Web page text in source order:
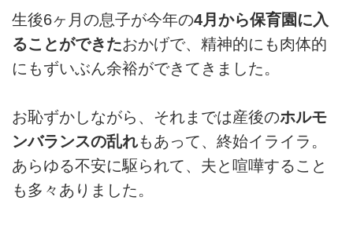
生後6ヶ月の息子が今年の4月から保育園に入
ることができたおかげで、精神的にも肉体的
にもずいぶん余裕ができてきました。
お恥ずかしながら、それまでは産後のホルモ
ンバランスの乱れもあって、終始イライラ。
あらゆる不安に駆られて、夫と喧嘩すること
も多々ありました。